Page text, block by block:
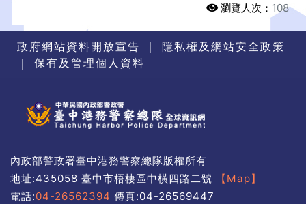
瀏覽人次： 108
政府網站資料開放宣告 ｜ 隱私權及網站安全政策
｜
保有及管理個人資料
內政部警政署臺中港務警察總隊版權所有
地址:435058 臺中市梧棲區中橫四路二號
【Map】
電話:04-26562394 傳真:04-26569447